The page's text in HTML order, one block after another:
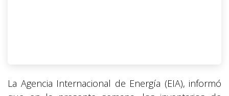
La Agencia Internacional de Energía (EIA), informó